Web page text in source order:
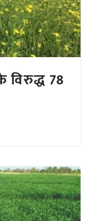
विरुद्ध 78